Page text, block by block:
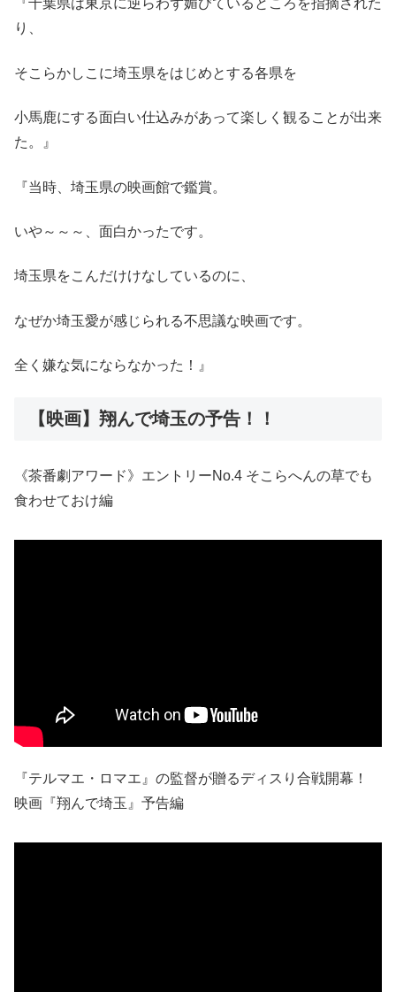
『千葉県は東京に逆らわず媚びているところを指摘された
り、
そこらかしこに埼玉県をはじめとする各県を
小馬鹿にする面白い仕込みがあって楽しく観ることが出来
た。』
『当時、埼玉県の映画館で鑑賞。
いや～～～、面白かったです。
埼玉県をこんだけけなしているのに、
なぜか埼玉愛が感じられる不思議な映画です。
全く嫌な気にならなかった！』
【映画】翔んで埼玉の予告！！
《茶番劇アワード》エントリーNo.4 そこらへんの草でも
食わせておけ編
『テルマエ・ロマエ』の監督が贈るディスり合戦開幕！
映画『翔んで埼玉』予告編